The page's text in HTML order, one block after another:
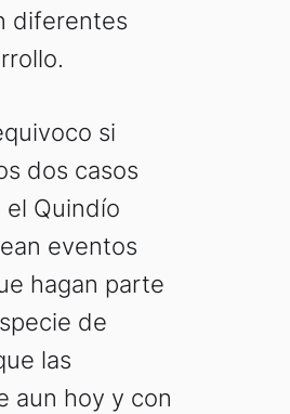
diferentes
si
dos casos
Quindío
eventos
hagan parte
de
las
aun hoy y con